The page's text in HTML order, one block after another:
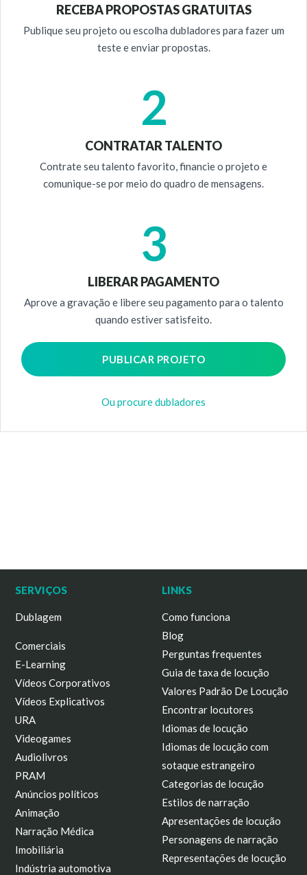
RECEBA PROPOSTAS GRATUITAS
Publique seu projeto ou escolha dubladores para fazer um
teste e enviar propostas.
2
CONTRATAR TALENTO
Contrate seu talento favorito, financie o projeto e
comunique-se por meio do quadro de mensagens.
3
LIBERAR PAGAMENTO
Aprove a gravação e libere seu pagamento para o talento
quando estiver satisfeito.
PUBLICAR PROJETO
Ou procure dubladores
SERVIÇOS
Dublagem
Comerciais
E-Learning
Vídeos Corporativos
Vídeos Explicativos
URA
Videogames
Audiolivros
PRAM
Anúncios políticos
Animação
Narração Médica
Imobiliária
Indústria automotiva
LINKS
Como funciona
Blog
Perguntas frequentes
Guia de taxa de locução
Valores Padrão De Locução
Encontrar locutores
Idiomas de locução
Idiomas de locução com
sotaque estrangeiro
Categorias de locução
Estilos de narração
Apresentações de locução
Personagens de narração
Representações de locução